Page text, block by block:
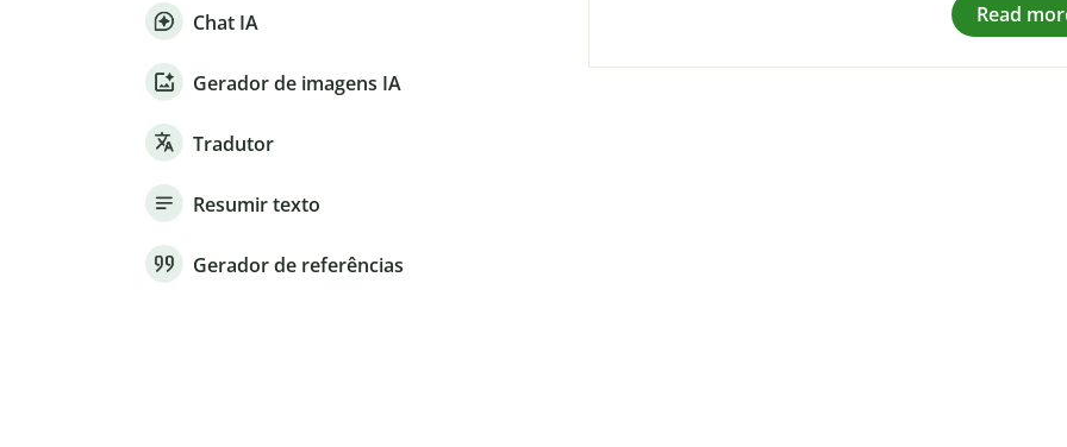
Chat IA
Gerador de imagens IA
Tradutor
Resumir texto
Gerador de referências
Read